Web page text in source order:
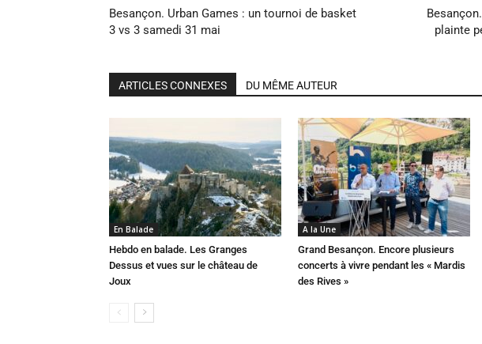
Besançon. Urban Games : un tournoi de basket
3 vs 3 samedi 31 mai
plainte
ARTICLES CONNEXES DU MÊME AUTEUR
En Balade
Hebdo en balade. Les Granges
Dessus et vues sur le château de
Joux
A la Une
Grand Besançon. Encore plusieurs
concerts à vivre pendant les « Mardis
des Rives »